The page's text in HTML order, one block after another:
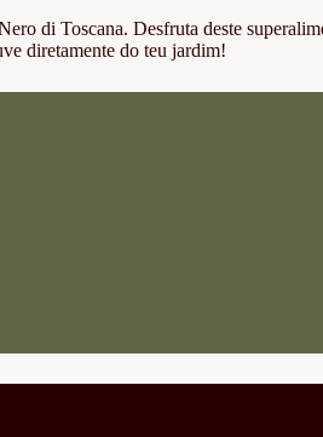
di Toscana. Desfruta deste
diretamente do teu jardim!